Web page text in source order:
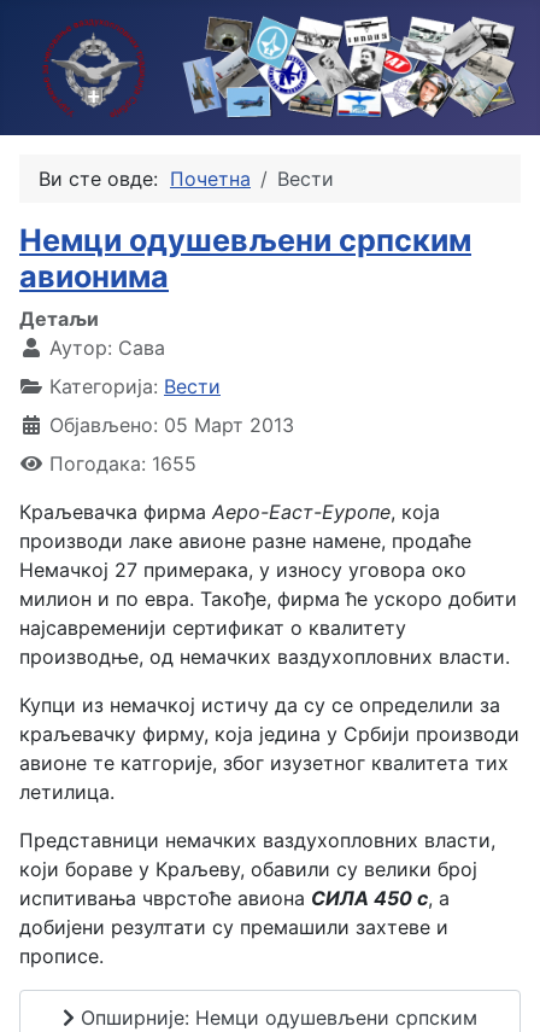
Ви сте овде: Почетна Вести
Немци одушевљени српским
авионима
Детаљи
Аутор: Сава
Категорија: Вести
Објављено: 05 Март 2013
Погодака: 1655
Краљевачка фирма Аеро-Еаст-Еуропе, која
производи лаке авионе разне намене, продаће
Немачкој 27 примерака, у износу уговора око
милион и по евра. Такође, фирма ће ускоро добити
најсавременији сертификат о квалитету
производње, од немачких ваздухопловних власти.
Купци из немачкој истичу да су се определили за
краљевачку фирму, која једина у Србији производи
авионе те катгорије, због изузетног квалитета тих
летилица.
Представници немачких ваздухопловних власти,
који бораве у Краљеву, обавили су велики број
испитивања чврстоће авиона СИЛА 450 c, а
добијени резултати су премашили захтеве и
прописе.
Опширније: Немци одушевљени српским